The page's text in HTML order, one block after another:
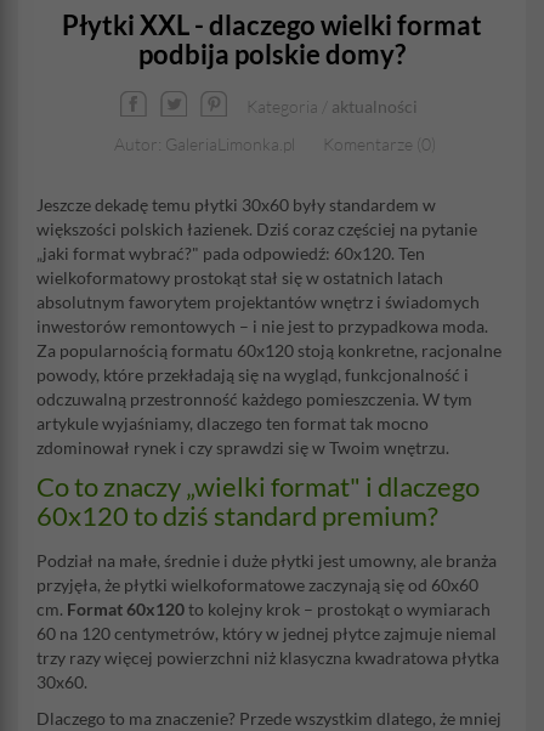
Płytki XXL - dlaczego wielki format
podbija polskie domy?
Kategoria / aktualności
Autor: GaleriaLimonka.pl
Komentarze (0)
Jeszcze dekadę temu płytki 30x60 były standardem w
większości polskich łazienek. Dziś coraz częściej na pytanie
„jaki format wybrać?" pada odpowiedź: 60x120. Ten
wielkoformatowy prostokąt stał się w ostatnich latach
absolutnym faworytem projektantów wnętrz i świadomych
inwestorów remontowych – i nie jest to przypadkowa moda.
Za popularnością formatu 60x120 stoją konkretne, racjonalne
powody, które przekładają się na wygląd, funkcjonalność i
odczuwalną przestronność każdego pomieszczenia. W tym
artykule wyjaśniamy, dlaczego ten format tak mocno
zdominował rynek i czy sprawdzi się w Twoim wnętrzu.
Co to znaczy „wielki format" i dlaczego
60x120 to dziś standard premium?
Podział na małe, średnie i duże płytki jest umowny, ale branża
przyjęła, że płytki wielkoformatowe zaczynają się od 60x60
cm. Format 60x120to kolejny krok – prostokąt o wymiarach
60 na 120 centymetrów, który w jednej płytce zajmuje niemal
trzy razy więcej powierzchni niż klasyczna kwadratowa płytka
30x60.
Dlaczego to ma znaczenie? Przede wszystkim dlatego, że mniej